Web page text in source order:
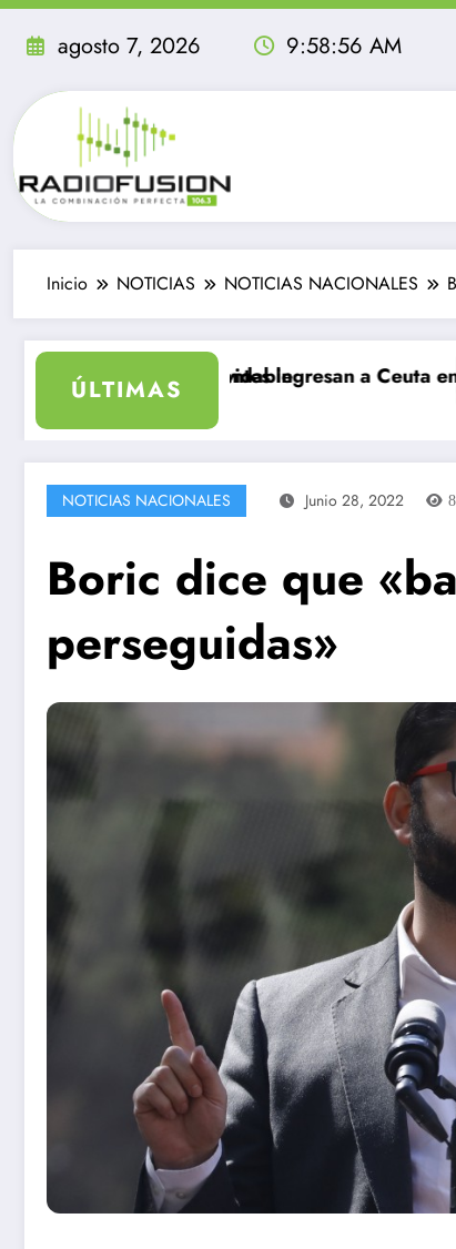
Saltar
agosto 7, 2026 9:58:58 AM
Inicio NOTICIAS NOTICIAS NACIONALES
ÚLTIMAS
inolvidable
migrantes ingresan a Ceuta en un día: al
NOTICIAS NACIONALES Junio 28, 2022
Boric dice que
perseguidas»